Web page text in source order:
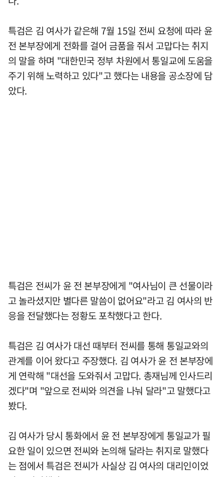
특검은 김 여사가 같은해 7월 15일 전씨 요청에 따라 윤
전 본부장에게 전화를 걸어 금품을 줘서 고맙다는 취지
의 말을 하며 "대한민국 정부 차원에서 통일교에 도움을
주기 위해 노력하고 있다"고 했다는 내용을 공소장에 담
았다.
특검은 전씨가 윤 전 본부장에게 "여사님이 큰 선물이라
고 놀라셨지만 별다른 말씀이 없어요"라고 김 여사의 반
응을 전달했다는 정황도 포착했다고 한다.
특검은 김 여사가 대선 때부터 전씨를 통해 통일교와의
관계를 이어 왔다고 주장했다. 김 여사가 윤 전 본부장에
게 연락해 "대선을 도와줘서 고맙다. 총재님께 인사드리
겠다"며 "앞으로 전씨와 의견을 나눠 달라"고 말했다고
봤다.
김 여사가 당시 통화에서 윤 전 본부장에게 통일교가 필
요한 일이 있으면 전씨와 논의해 달라는 취지로 말했다
는 점에서 특검은 전씨가 사실상 김 여사의 대리인이었